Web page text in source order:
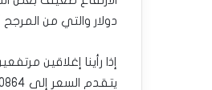
دولار والتي من
يتقدم السعر إلى 1.0864 دولار.